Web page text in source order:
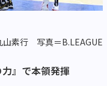
山素行 写真＝B.LEAGUE
』で本領発揮